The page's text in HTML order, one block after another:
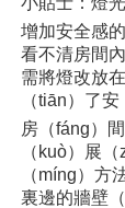
增加安全感
看不清房間
需將燈改放
（tiān）了
房（fáng）
（kuò）展
（míng）方
裏邊的牆壁